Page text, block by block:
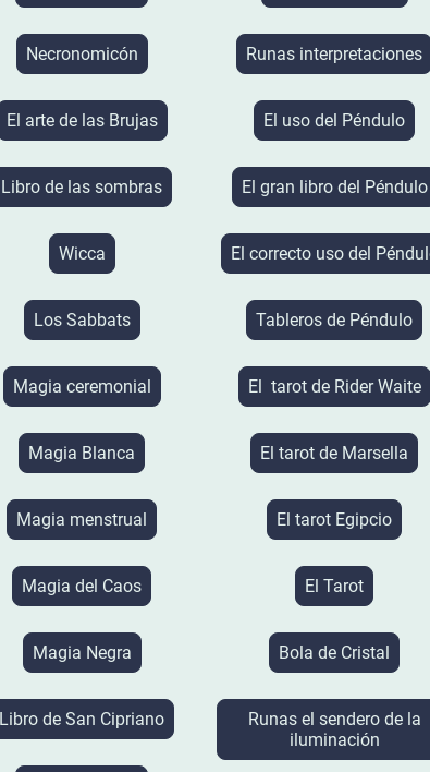
Necronomicón
El arte de las Brujas
Libro de las sombras
Wicca
Los Sabbats
Magia ceremonial
Magia Blanca
Magia menstrual
Magia del Caos
Magia Negra
Libro de San Cipriano
Runas interpretaciones
El uso del Péndulo
El gran libro del Péndulo
El correcto uso del
Tableros de Péndulo
El tarot de Rider Waite
El tarot de Marsella
El tarot Egipcio
El Tarot
Bola de Cristal
Runas el sendero de la
iluminación